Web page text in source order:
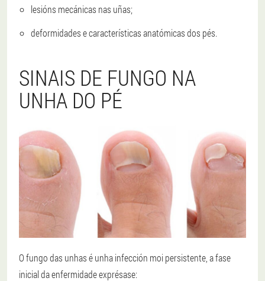
lesións mecánicas nas uñas;
deformidades e características anatómicas dos pés.
SINAIS DE FUNGO NA
UNHA DO PÉ
O fungo das unhas é unha infección moi persistente, a fase
inicial da enfermidade exprésase: